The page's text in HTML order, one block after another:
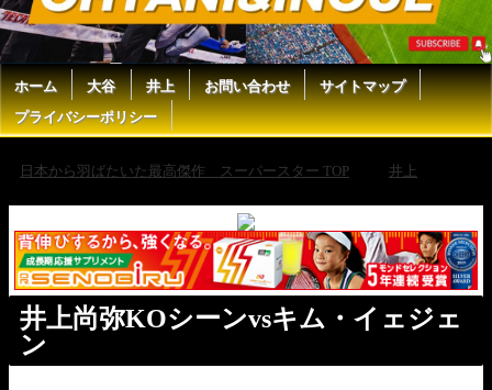
ホーム 大谷 井上 お問い合わせ
サイトマップ
プライバシーポリシー
日本から羽ばたいた最高傑作 スーパースター TOP 井上
井上尚弥KOシーンvsキム・イェジェ
ン